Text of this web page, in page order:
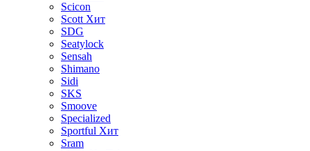
Scicon
Scott Хит
SDG
Seatylock
Sensah
Shimano
Sidi
SKS
Smoove
Specialized
Sportful Хит
Sram